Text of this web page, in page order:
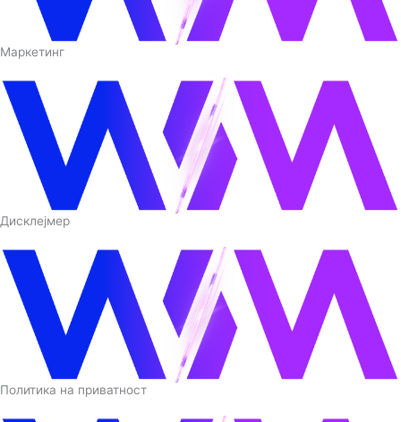
Маркетинг
Дисклејмер
Политика на приватност